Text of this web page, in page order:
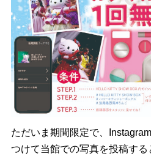
ただいま期間限定で、
つけて当館での写真を投稿す